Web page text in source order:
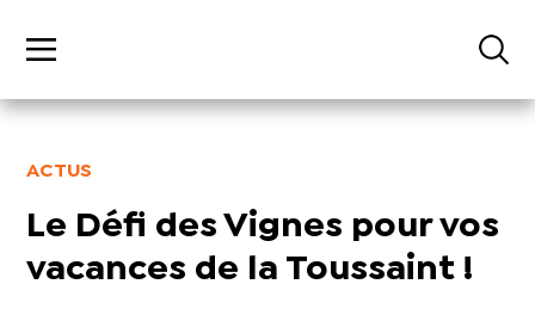
ACTUS
Le Défi des Vignes pour vos
vacances de la Toussaint !